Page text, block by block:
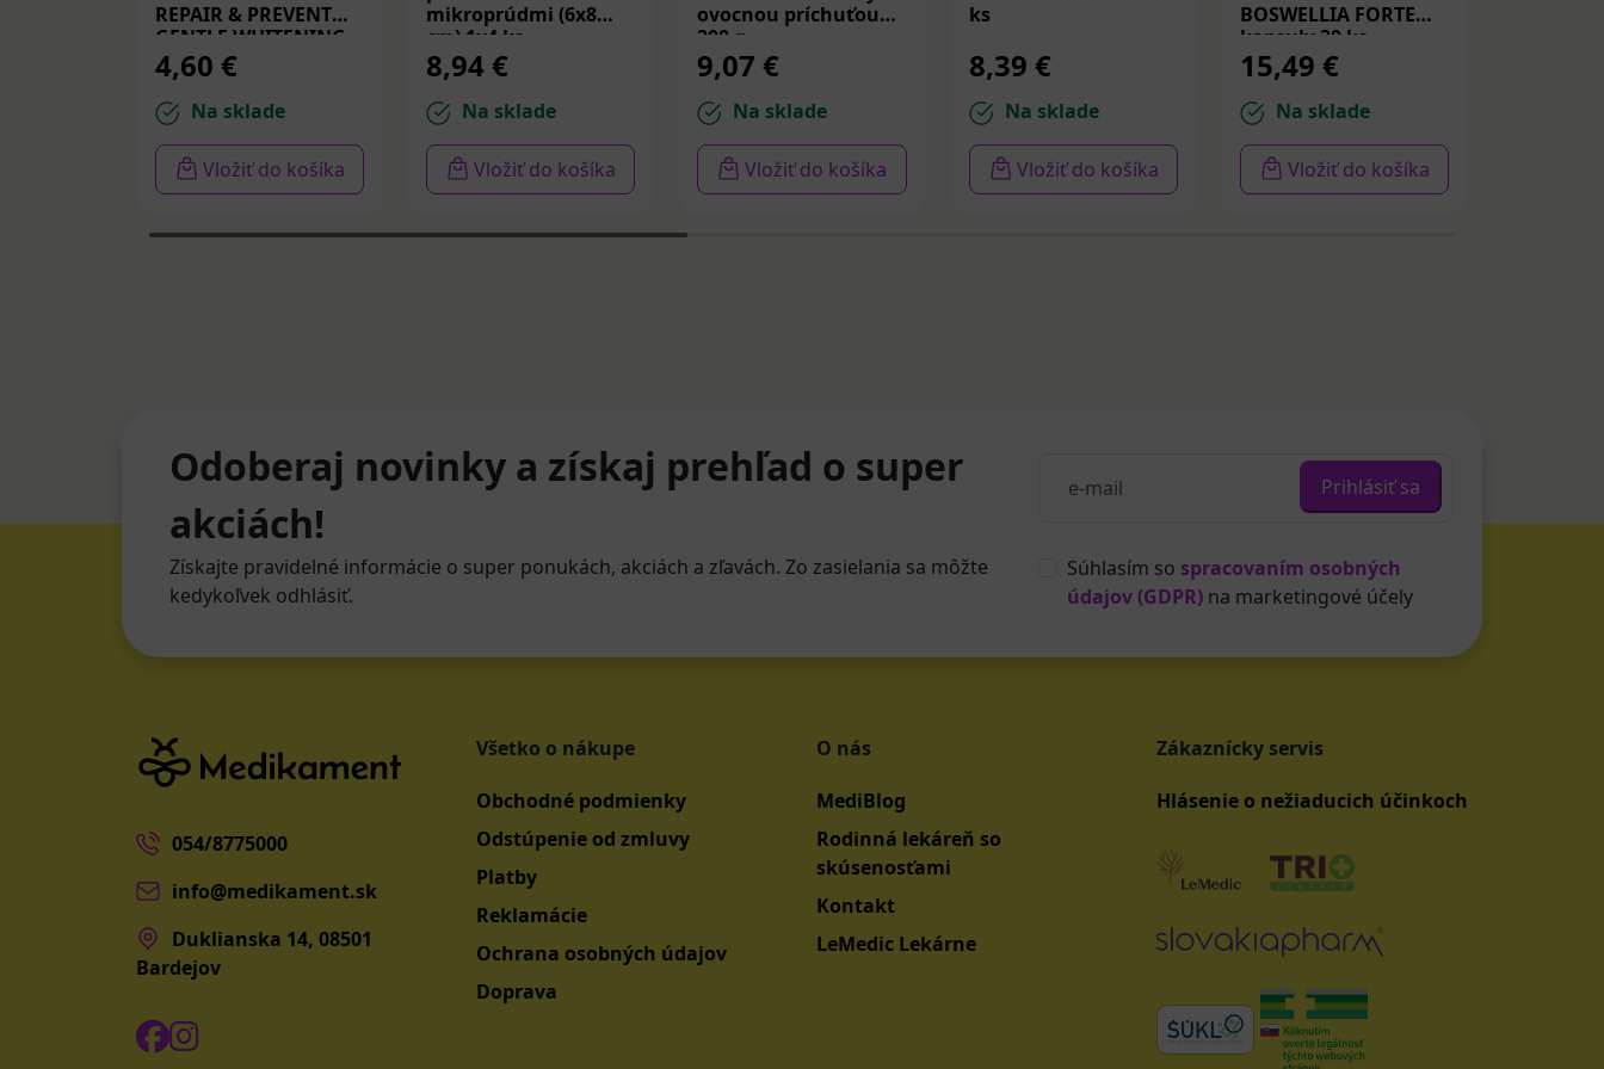
REPAIR & PREVENT
GENTLE WHITENING,
zubná pasta 75 ml
4,60 €
Na sklade
Vložiť do košíka
mikroprúdmi (6x8
cm) 1x4 ks
8,94 €
Na sklade
Vložiť do košíka
ovocnou príchuťou
200 g
9,07 €
Na sklade
Vložiť do košíka
ks
8,39 €
Na sklade
Vložiť do košíka
BOSWELLIA FORTE
kapsuly 30 ks
15,49 €
Na sklade
Vložiť do košíka
Odoberaj novinky a získaj prehľad o super
akciách!
Získajte pravidelné informácie o super ponukách, akciách a zľavách. Zo zasielania sa môžte
kedykoľvek odhlásiť.
Prihlásiť sa
Súhlasím so spracovaním osobných
údajov (GDPR) na marketingové účely
054/8775000
info@medikament.sk
Duklianska 14, 08501
Bardejov
Všetko o nákupe
Obchodné podmienky
Odstúpenie od zmluvy
Platby
Reklamácie
Ochrana osobných údajov
Doprava
O nás
MediBlog
Rodinná lekáreň so
skúsenosťami
Kontakt
LeMedic Lekárne
Zákaznícky servis
Hlásenie o nežiaducich účinkoch